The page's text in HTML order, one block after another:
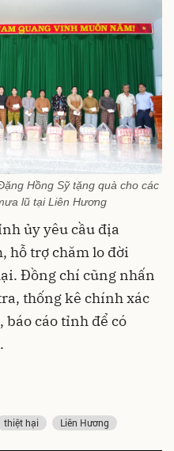
Hồng Sỹ tặng quà cho các
lũ tại Liên Hương
ủy yêu cầu địa
hỗ trợ chăm lo đời
Đồng chí cũng nhấn
thống kê chính xác
cáo tỉnh để có
thiệt hại Liên Hương